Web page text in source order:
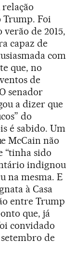
Foi
de 2015,
capaz de
com
que, no
de
senador
a dizer que
do
é sabido. Um
McCain não
“tinha sido
indignou
na mesma. E
à Casa
entre Trump
que, já
convidado
de